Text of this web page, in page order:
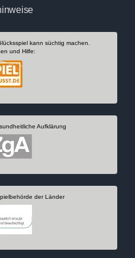
kann süchtig machen.
und Hilfe:
Aufklärung
der Länder